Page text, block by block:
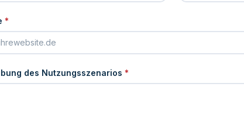
*
des Nutzungsszenarios *